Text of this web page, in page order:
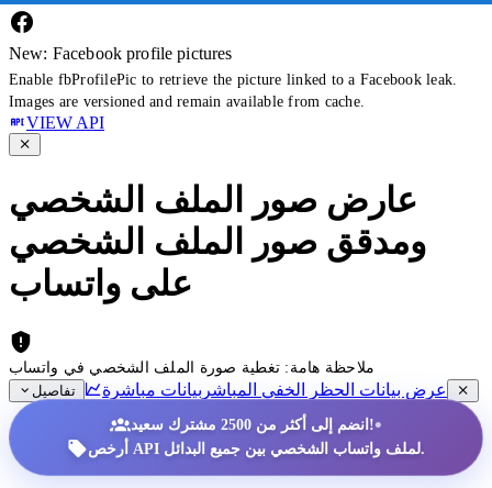
New: Facebook profile pictures
Enable fbProfilePic to retrieve the picture linked to a Facebook leak.
Images are versioned and remain available from cache.
VIEW API
عارض صور الملف الشخصي
ومدقق صور الملف الشخصي
على واتساب
ملاحظة هامة: تغطية صورة الملف الشخصي في واتساب
تفاصيل
عرض بيانات الحظر الخفي المباشر بيانات مباشرة
انضم إلى أكثر من 2500 مشترك سعيد!•
أرخص API لملف واتساب الشخصي بين جميع البدائل.